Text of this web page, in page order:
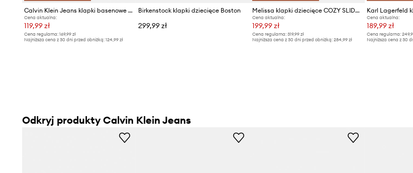
Calvin Klein Jeans klapki basenowe dziecięce
Cena aktualna:
119,99 zł
Cena regularna: 169,99 zł
Najniższa cena z 30 dni przed obniżką: 124,99 zł
Birkenstock klapki dziecięce Boston
299,99 zł
Melissa klapki dziecięce COZY SLIDE M LOVER INF
Cena aktualna:
199,99 zł
Cena regularna: 319,99 zł
Najniższa cena z 30 dni przed obniżką: 284,99 zł
Karl Lagerfeld
Cena aktualna:
189,99 zł
Cena regularna:
Najniższa cena z 30
Odkryj produkty Calvin Klein Jeans